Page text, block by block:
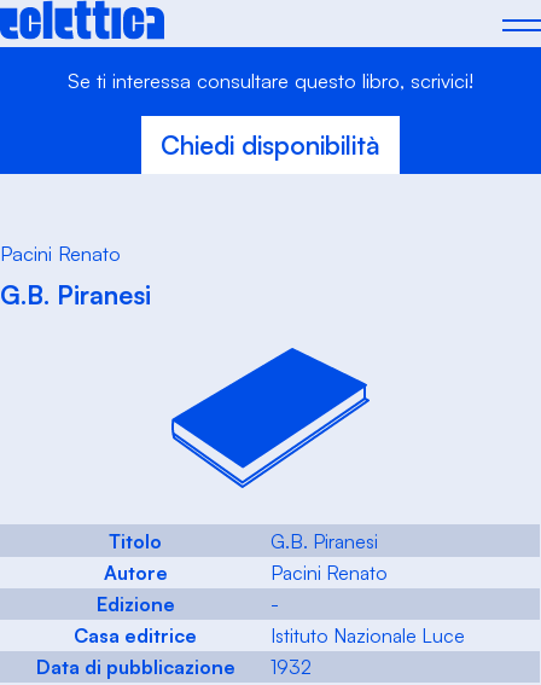
Skip
to
Se ti interessa consultare questo libro, scrivici!
Chiedi disponibilità
Pacini Renato
G.B. Piranesi
Titolo
G.B. Piranesi
Autore
Pacini Renato
Edizione
-
Casa editrice
Istituto Nazionale Luce
Data di pubblicazione
1932